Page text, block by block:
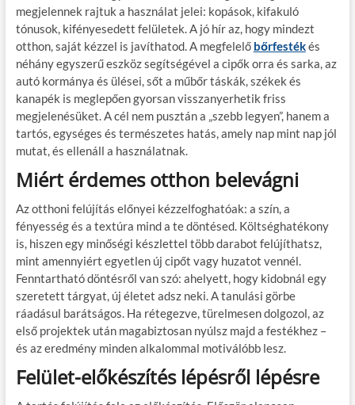
megjelennek rajtuk a használat jelei: kopások, kifakuló
tónusok, kifényesedett felületek. A jó hír az, hogy mindezt
otthon, saját kézzel is javíthatod. A megfelelő bőrfestékés
néhány egyszerű eszköz segítségével a cipők orra és sarka, az
autó kormánya és ülései, sőt a műbőr táskák, székek és
kanapék is meglepően gyorsan visszanyerhetik friss
megjelenésüket. A cél nem pusztán a „szebb legyen”, hanem a
tartós, egységes és természetes hatás, amely nap mint nap jól
mutat, és ellenáll a használatnak.
Miért érdemes otthon belevágni
Az otthoni felújítás előnyei kézzelfoghatóak: a szín, a
fényesség és a textúra mind a te döntésed. Költséghatékony
is, hiszen egy minőségi készlettel több darabot felújíthatsz,
mint amennyiért egyetlen új cipőt vagy huzatot vennél.
Fenntartható döntésről van szó: ahelyett, hogy kidobnál egy
szeretett tárgyat, új életet adsz neki. A tanulási görbe
ráadásul barátságos. Ha rétegezve, türelmesen dolgozol, az
első projektek után magabiztosan nyúlsz majd a festékhez –
és az eredmény minden alkalommal motiválóbb lesz.
Felület-előkészítés lépésről lépésre